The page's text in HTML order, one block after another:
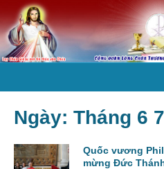
Ngày: Tháng 6
Quốc vương
mừng Đức